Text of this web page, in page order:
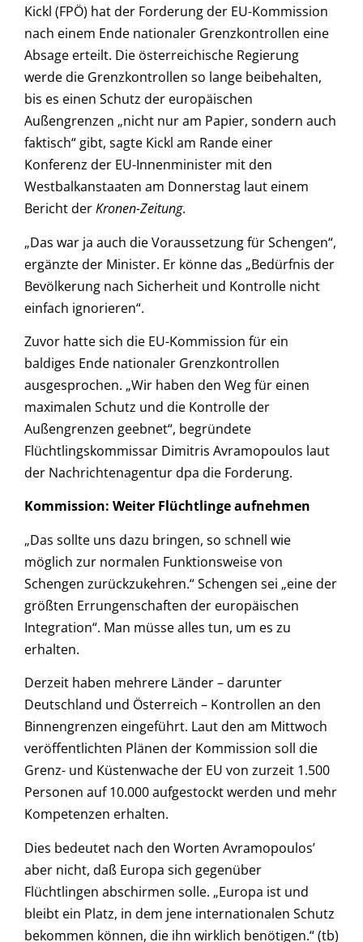
Kickl (FPÖ) hat der Forderung der EU-Kommission
nach einem Ende nationaler Grenzkontrollen eine
Absage erteilt. Die österreichische Regierung
werde die Grenzkontrollen so lange beibehalten,
bis es einen Schutz der europäischen
Außengrenzen „nicht nur am Papier, sondern auch
faktisch“ gibt, sagte Kickl am Rande einer
Konferenz der EU-Innenminister mit den
Westbalkanstaaten am Donnerstag laut einem
Bericht derKronen-Zeitung.
„Das war ja auch die Voraussetzung für Schengen“,
ergänzte der Minister. Er könne das „Bedürfnis der
Bevölkerung nach Sicherheit und Kontrolle nicht
einfach ignorieren“.
Zuvor hatte sich die EU-Kommission für ein
baldiges Ende nationaler Grenzkontrollen
ausgesprochen. „Wir haben den Weg für einen
maximalen Schutz und die Kontrolle der
Außengrenzen geebnet“, begründete
Flüchtlingskommissar Dimitris Avramopoulos laut
der Nachrichtenagentur dpa die Forderung.
Kommission: Weiter Flüchtlinge aufnehmen
„Das sollte uns dazu bringen, so schnell wie
möglich zur normalen Funktionsweise von
Schengen zurückzukehren.“ Schengen sei „eine der
größten Errungenschaften der europäischen
Integration“. Man müsse alles tun, um es zu
erhalten.
Derzeit haben mehrere Länder – darunter
Deutschland und Österreich – Kontrollen an den
Binnengrenzen eingeführt. Laut den am Mittwoch
veröffentlichten Plänen der Kommission soll die
Grenz- und Küstenwache der EU von zurzeit 1.500
Personen auf 10.000 aufgestockt werden und mehr
Kompetenzen erhalten.
Dies bedeutet nach den Worten Avramopoulos’
aber nicht, daß Europa sich gegenüber
Flüchtlingen abschirmen solle. „Europa ist und
bleibt ein Platz, in dem jene internationalen Schutz
bekommen können, die ihn wirklich benötigen.“ (tb)